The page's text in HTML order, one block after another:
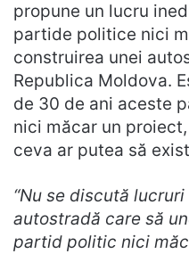
propune un lucru
partide politice nici
construirea unei
Republica Moldova.
de 30 de ani aceste
nici măcar un
ceva ar putea să
“Nu se discută
autostradă care să
partid politic nici